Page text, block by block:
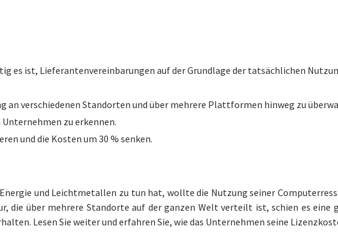
es ist, Lieferantenvereinbarungen auf der Grundlage der tatsächlichen
an verschiedenen Standorten und über mehrere Plattformen hinweg zu
zu erkennen.
und die Kosten um 30 % senken.
und Leichtmetallen zu tun hat, wollte die Nutzung seiner
über mehrere Standorte auf der ganzen Welt verteilt ist, schien es eine
Lesen Sie weiter und erfahren Sie, wie das Unternehmen seine